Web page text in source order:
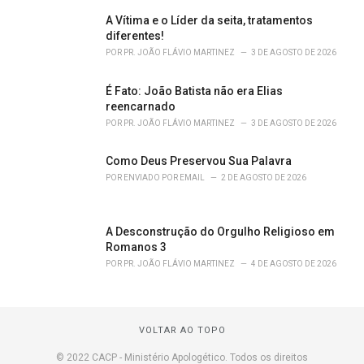
A Vítima e o Líder da seita, tratamentos
diferentes!
POR PR. JOÃO FLÁVIO MARTINEZ 3 DE AGOSTO DE 2026
É Fato: João Batista não era Elias
reencarnado
POR PR. JOÃO FLÁVIO MARTINEZ 3 DE AGOSTO DE 2026
Como Deus Preservou Sua Palavra
POR ENVIADO POR EMAIL 2 DE AGOSTO DE 2026
A Desconstrução do Orgulho Religioso em
Romanos 3
POR PR. JOÃO FLÁVIO MARTINEZ 4 DE AGOSTO DE 2026
VOLTAR AO TOPO
© 2022 CACP - Ministério Apologético. Todos os direitos